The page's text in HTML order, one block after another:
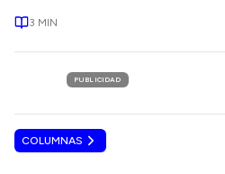
3 MIN
PUBLICIDAD
COLUMNAS